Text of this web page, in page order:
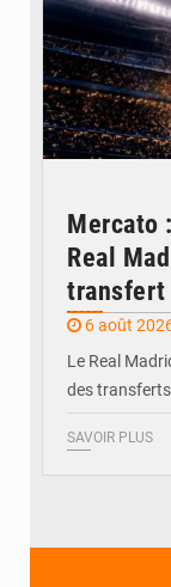
Mercato
Real
transfert
6 août
Le Real
des
SAVOIR PLUS